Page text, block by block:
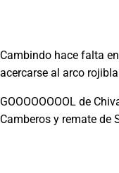
Cambindo hace falta
acercarse al arco
GOOOOOOOOL de
Camberos y remate de